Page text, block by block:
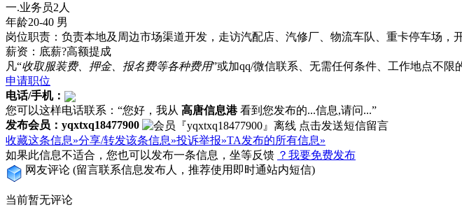
一.业务员2人
年龄20-40 男
岗位职责：负责本地及周边市场渠道开发，走访汽配店、汽修厂、物流车队、重卡停车场，
薪资：底薪?高额提成
凡“收取服装费、押金、报名费等各种费用”或加qq/微信联系、无需任何条件、工作地点不限
申请职位
电话/手机：
您可以这样电话联系：“您好，我从 高唐信息港看到您发布的...信息,请问...”
发布会员：yqxtxq18477900
收藏这条信息»分享/转发该条信息»投诉举报»TA发布的所有信息»
如果此信息不适合，您也可以发布一条信息，坐等反馈 ？我要免费发布
网友评论 (留言联系信息发布人，推荐使用即时通站内短信)
当前暂无评论